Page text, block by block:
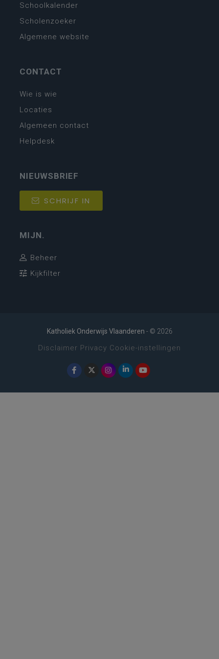
Schoolkalender
Scholenzoeker
Algemene website
CONTACT
Wie is wie
Locaties
Algemeen contact
Helpdesk
NIEUWSBRIEF
SCHRIJF IN
MIJN.
Beheer
Kijkfilter
Katholiek Onderwijs Vlaanderen - © 2026
Disclaimer Privacy Cookie-instellingen